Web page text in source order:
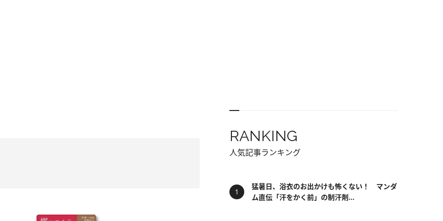
RANKING
人気記事ランキング
猛暑日、浴衣のお出かけも怖くない！ マンダ
ム直伝「汗をかく前」の制汗剤...